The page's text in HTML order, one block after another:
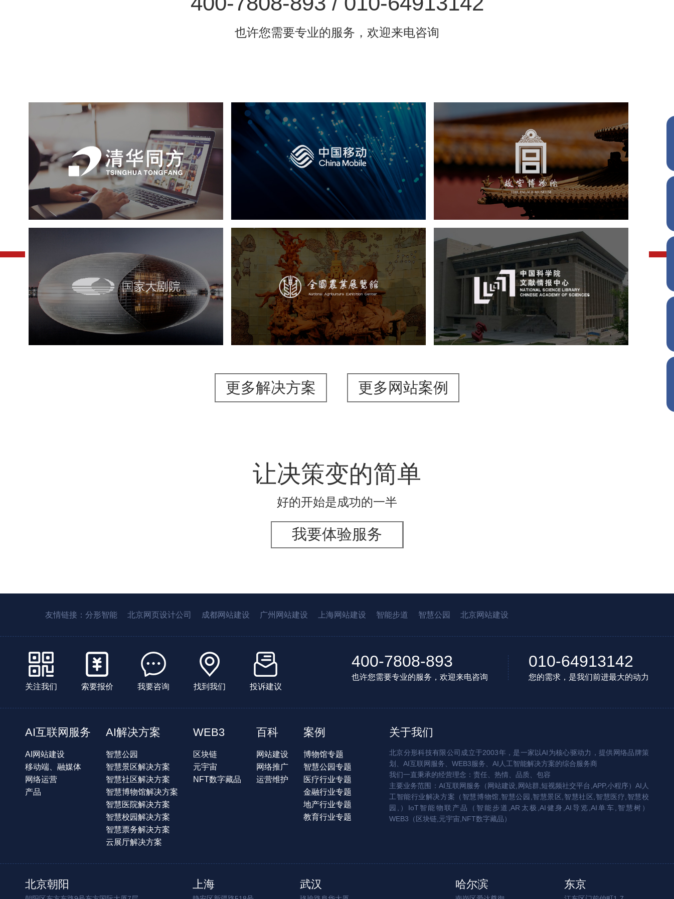
也许您需要专业的服务，欢迎来电咨询
清华同方
软件科技 电信通讯 集团官网
品牌官网
网站建设
定制开发
中国移动
网站建设 H5
网络运营
网站代运营
故宫博物院
文化艺术 博物馆
智慧博物馆
博物馆网站建设
景区网站建设
文创商城
万能专题
网站代运营
国家大剧院
文化艺术 剧院 智慧展馆 展馆网站建设
农业展览馆
文化艺术 展馆网站建设
博物馆展厅设计
数字博物馆建设
展厅空间设计
企业展厅设计
公司展厅设计
北京展厅设计 产品展厅设计
中国科学院文献情报中心
机构组织 网站建设
虚拟展厅
博物馆展厅设计
数字博物馆建设
展厅空间设计
北京展厅设计
产品展厅设计
企业展厅设计
公司展厅设计
更多解决方案 更多网站案例
让决策变的简单
好的开始是成功的一半
我要体验服务
友情链接： 分形智能 北京网页设计公司 成都网站建设 广州网站建设 上海网站建设 智能步道 智慧公园 北京网站建设
关注我们 索要报价 我要咨询 找到我们 投诉建议
400-7808-893
也许您需要专业的服务，欢迎来电咨询
010-64913142
您的需求，是我们前进最大的动力
AI互联网服务
AI网站建设
移动端、融媒体
网络运营
产品
AI解决方案
智慧公园
智慧景区解决方案
智慧社区解决方案
智慧博物馆解决方案
智慧医院解决方案
智慧校园解决方案
智慧票务解决方案
云展厅解决方案
WEB3
区块链
元宇宙
NFT数字藏品
百科
网站建设
网络推广
运营维护
案例
博物馆专题
智慧公园专题
医疗行业专题
金融行业专题
地产行业专题
教育行业专题
关于我们
北京分形科技有限公司成立于2003年，是一家以AI为核心驱动力，提供网络品牌策
划、AI互联网服务、WEB3服务、AI人工智能解决方案的综合服务商
我们一直秉承的经营理念：责任、热情、品质、包容
主要业务范围：AI互联网服务（网站建设,网站群,短视频社交平台,APP,小程序）AI人
工智能行业解决方案（智慧博物馆,智慧公园,智慧景区,智慧社区,智慧医疗,智慧校
园,）IoT智能物联产品（智能步道,AR太极,AI健身,AI导览,AI单车,智慧树）
WEB3（区块链,元宇宙,NFT数字藏品）
北京朝阳 上海 武汉 哈尔滨 东京